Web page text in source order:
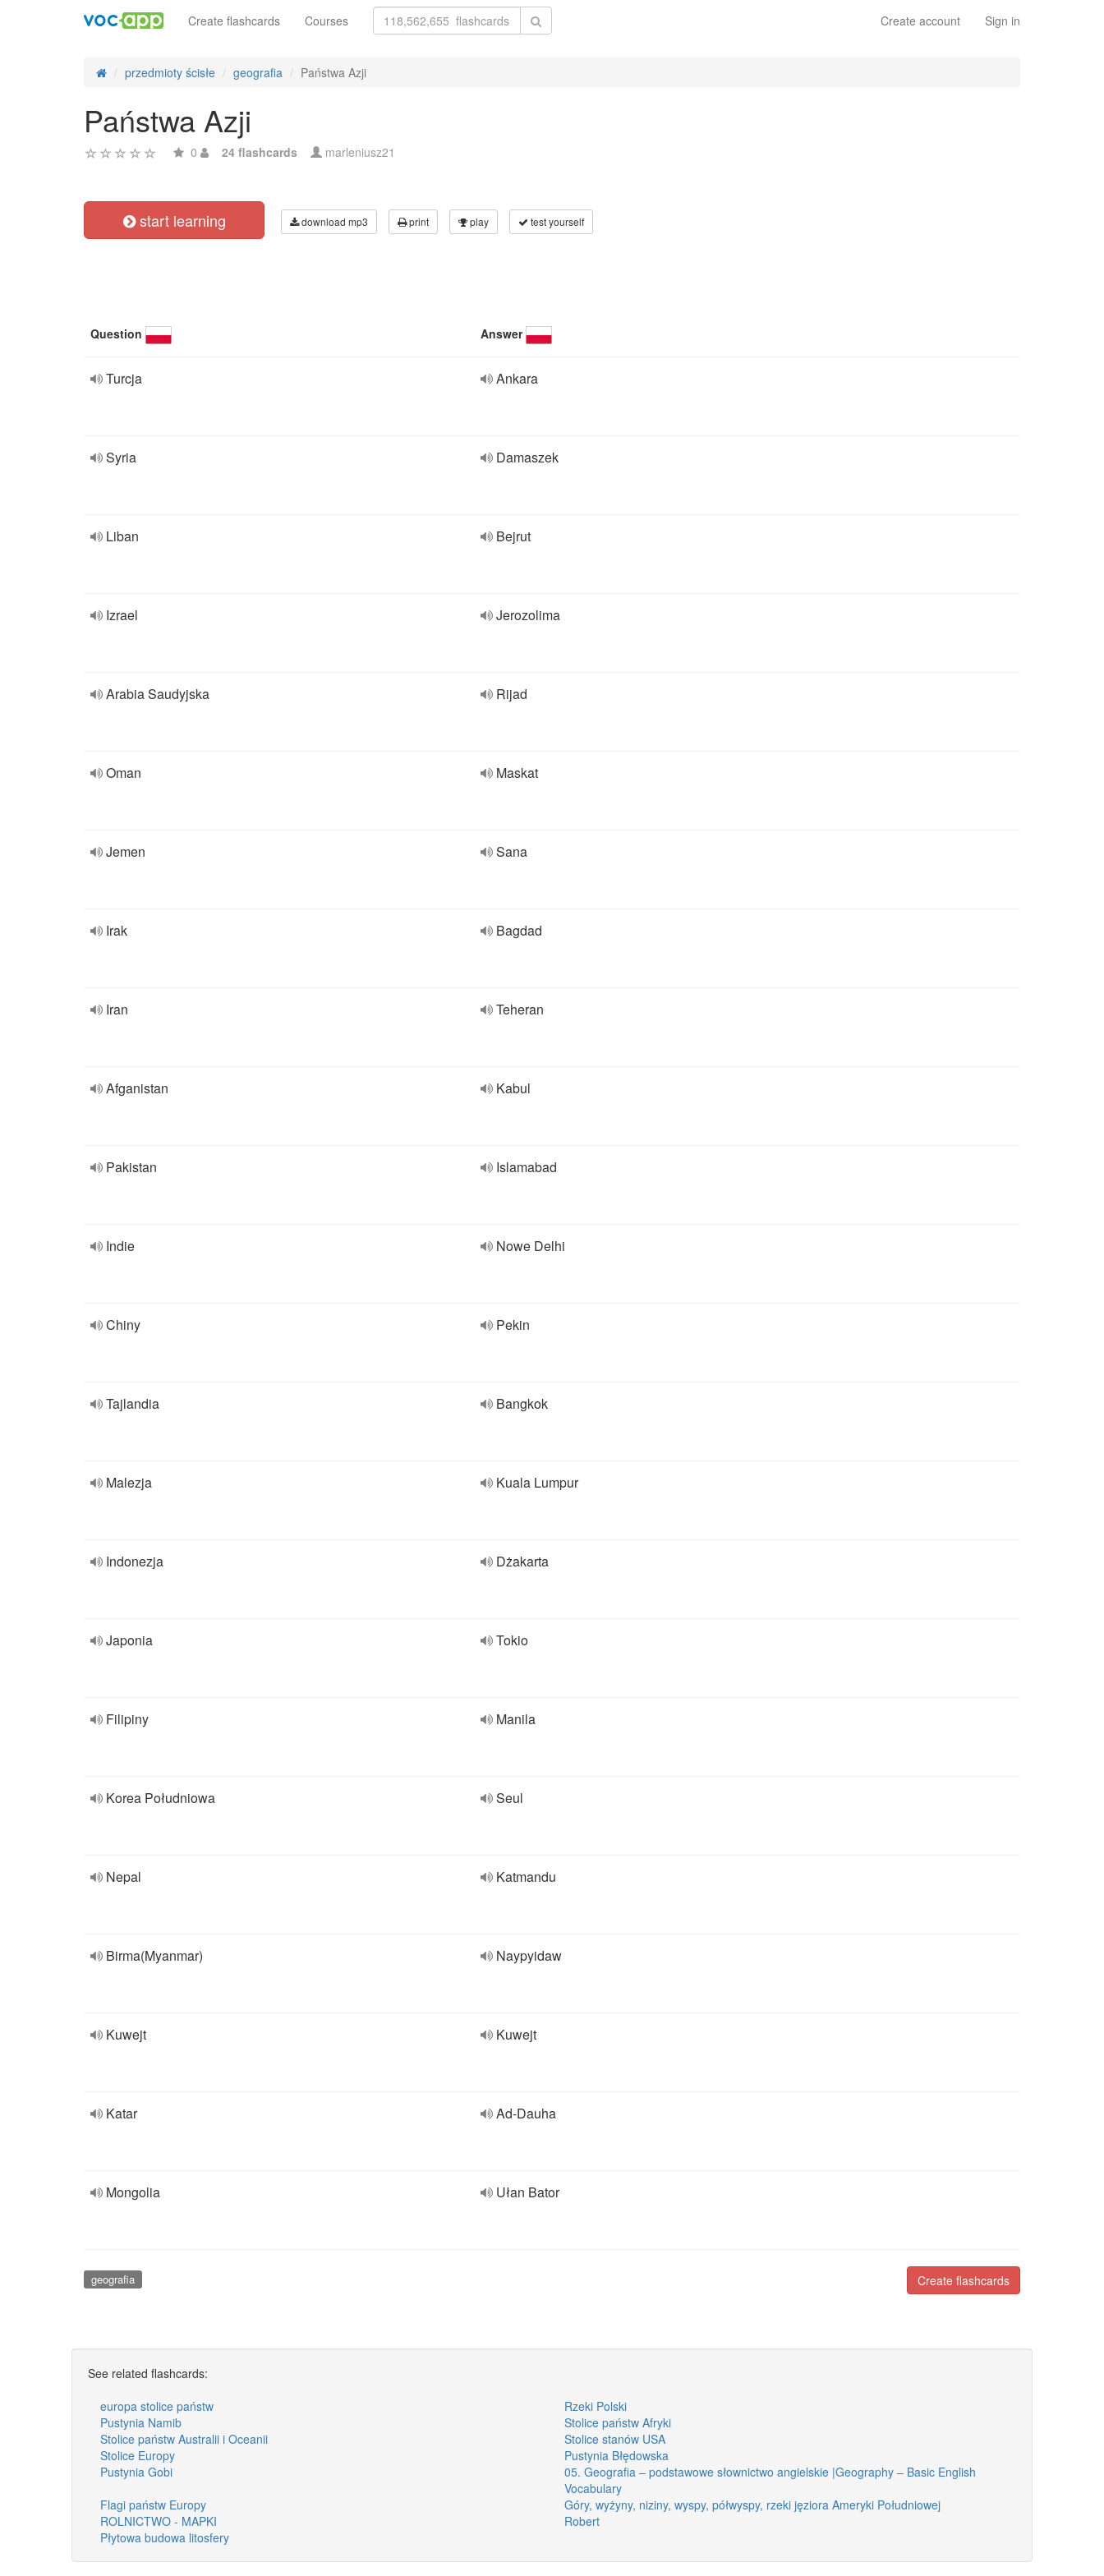
Create account Sign in
Create flashcards Courses
przedmioty ścisłe geografia Państwa Azji
Państwa Azji
0 24 flashcards marleniusz21
start learning download mp3 print play test yourself
Question Answer
Turcja Ankara
Syria Damaszek
Liban Bejrut
Izrael Jerozolima
Arabia Saudyjska Rijad
Oman Maskat
Jemen Sana
Irak Bagdad
Iran Teheran
Afganistan Kabul
Pakistan Islamabad
Indie Nowe Delhi
Chiny Pekin
Tajlandia Bangkok
Malezja Kuala Lumpur
Indonezja Dżakarta
Japonia Tokio
Filipiny Manila
Korea Południowa Seul
Nepal Katmandu
Birma(Myanmar) Naypyidaw
Kuwejt Kuwejt
Katar Ad-Dauha
Mongolia Ułan Bator
Create flashcards
geografia
See related flashcards:
europa stolice państw
Rzeki Polski
Pustynia Namib
Stolice państw Afryki
Stolice państw Australii i Oceanii
Stolice stanów USA
Stolice Europy
Pustynia Błędowska
Pustynia Gobi
05. Geografia – podstawowe słownictwo angielskie |Geography – Basic English
Vocabulary
Flagi państw Europy
Góry, wyżyny, niziny, wyspy, półwyspy, rzeki jęziora Ameryki Południowej
ROLNICTWO - MAPKI
Robert
Płytowa budowa litosfery